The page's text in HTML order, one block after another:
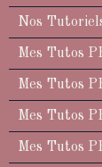
Nos
Mes Tutos
Mes Tutos
Mes Tutos
Mes Tutos